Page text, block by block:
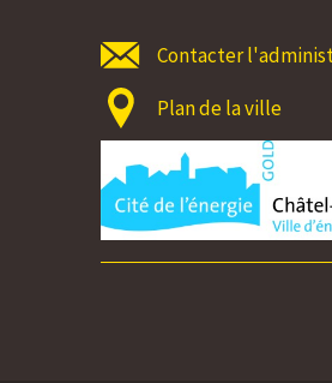
Contacter
Plan de la ville